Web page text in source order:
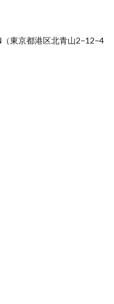
東京都港区北青山2−12−4